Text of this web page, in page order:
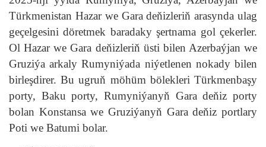
Türkmenistan Hazar we Gara deňizleriň arasynda ulag
geçelgesini döretmek baradaky şertnama gol çekerler.
Ol Hazar we Gara deňizleriň üsti bilen Azerbaýjan we
Gruziýa arkaly Rumyniýada niýetlenen nokady bilen
birleşdirer. Bu ugruň möhüm bölekleri Türkmenbaşy
porty, Baku porty, Rumyniýanyň Gara deňiz porty
bolan Konstansa we Gruziýanyň Gara deňiz portlary
Poti we Batumi bolar.